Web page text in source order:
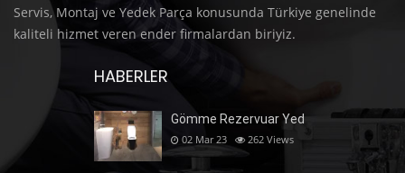
Servis, Montaj ve Yedek Parça konusunda Türkiye genelinde
kaliteli hizmet veren ender firmalardan biriyiz.
HABERLER
Gömme Rezervuar Yed
02 Mar 23 262 Views